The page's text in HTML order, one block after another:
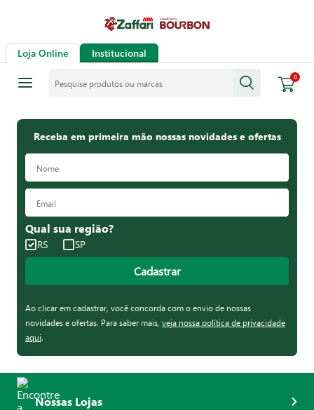
Loja Online Institucional
0
Receba em primeira mão nossas novidades e ofertas
Qual sua região?
RS SP
Cadastrar
Ao clicar em cadastrar, você concorda com o envio de nossas
novidades e ofertas. Para saber mais, veja nossa política de privacidade
aqui.
Nossas Lojas